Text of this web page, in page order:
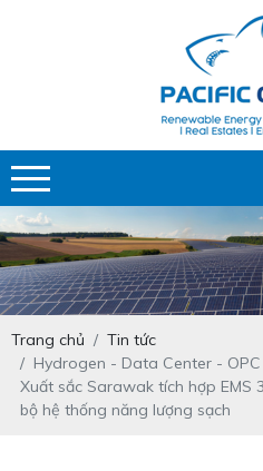
Trang chủ
Tin tức
Hydrogen - Data Center -
Xuất sắc Sarawak tích hợp
bộ hệ thống năng lượng sạch